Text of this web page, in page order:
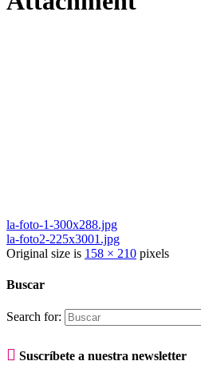
la-foto-1-300x288.jpg
la-foto2-225x3001.jpg
Original size is 158 × 210 pixels
Buscar
Search for:
 Suscríbete a nuestra newsletter